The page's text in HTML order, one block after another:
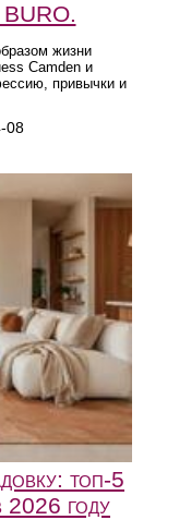
BURO.
жизни
Camden и
привычки и
08
топ-5
2026 году